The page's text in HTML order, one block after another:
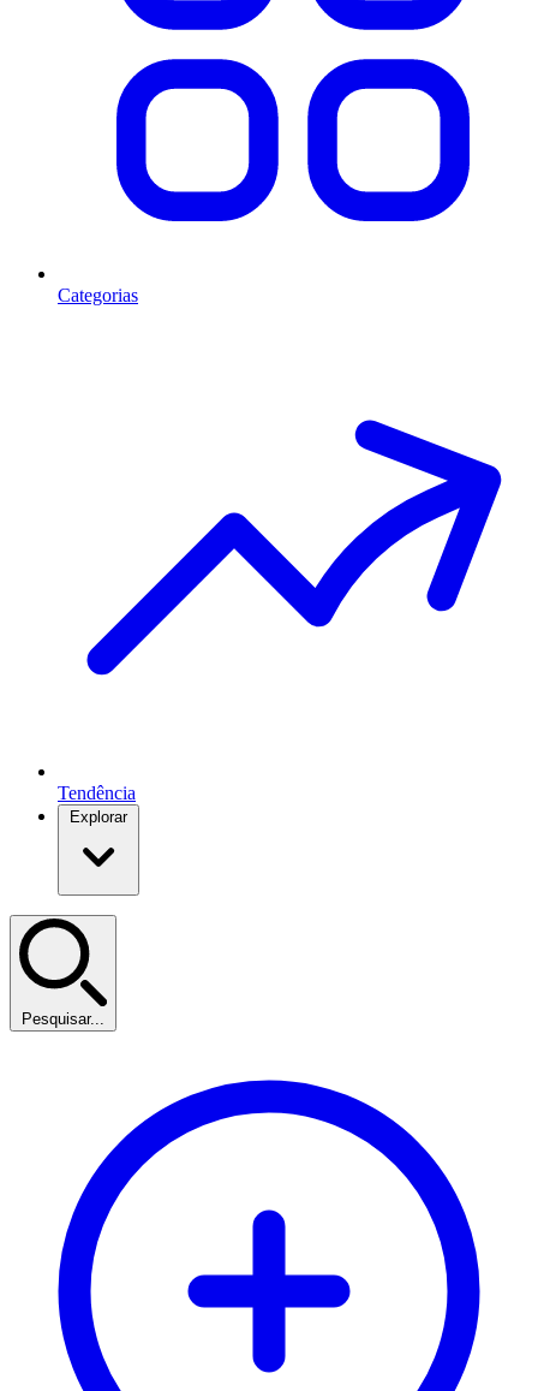
Categorias
Tendência
Explorar
Pesquisar...